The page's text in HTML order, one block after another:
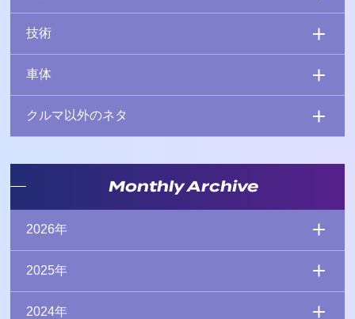
技術
車体
クルマ以外のネタ
Monthly Archive
2026年
2025年
2024年